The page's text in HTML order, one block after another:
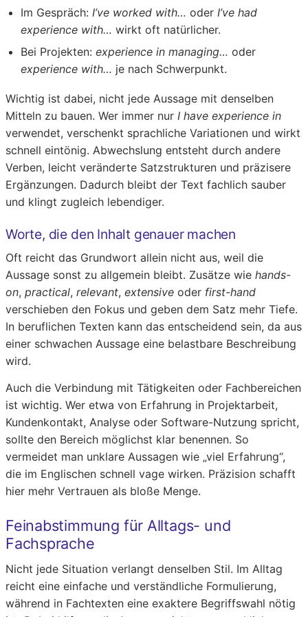
Im Gespräch: I’ve worked with… oder I’ve had
experience with… wirkt oft natürlicher.
Bei Projekten: experience in managing… oder
experience with… je nach Schwerpunkt.
Wichtig ist dabei, nicht jede Aussage mit denselben
Mitteln zu bauen. Wer immer nur I have experience in
verwendet, verschenkt sprachliche Variationen und wirkt
schnell eintönig. Abwechslung entsteht durch andere
Verben, leicht veränderte Satzstrukturen und präzisere
Ergänzungen. Dadurch bleibt der Text fachlich sauber
und klingt zugleich lebendiger.
Worte, die den Inhalt genauer machen
Oft reicht das Grundwort allein nicht aus, weil die
Aussage sonst zu allgemein bleibt. Zusätze wie hands-
on, practical, relevant, extensive oder first-hand
verschieben den Fokus und geben dem Satz mehr Tiefe.
In beruflichen Texten kann das entscheidend sein, da aus
einer schwachen Aussage eine belastbare Beschreibung
wird.
Auch die Verbindung mit Tätigkeiten oder Fachbereichen
ist wichtig. Wer etwa von Erfahrung in Projektarbeit,
Kundenkontakt, Analyse oder Software-Nutzung spricht,
sollte den Bereich möglichst klar benennen. So
vermeidet man unklare Aussagen wie „viel Erfahrung“,
die im Englischen schnell vage wirken. Präzision schafft
hier mehr Vertrauen als bloße Menge.
Feinabstimmung für Alltags- und
Fachsprache
Nicht jede Situation verlangt denselben Stil. Im Alltag
reicht eine einfache und verständliche Formulierung,
während in Fachtexten eine exaktere Begriffswahl nötig